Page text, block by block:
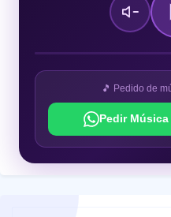
🎵 Pedido de
Pedir